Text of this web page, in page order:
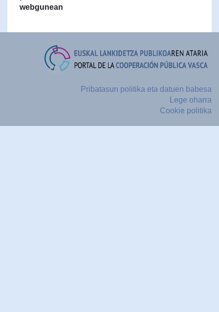
webgunean
Pribatasun politika eta datuen babesa
Lege oharra
Cookie politika